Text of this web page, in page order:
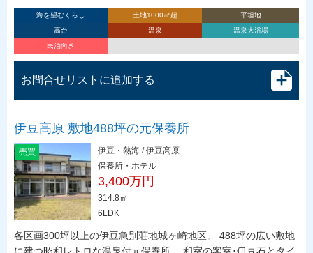
海を望むくらし 土地1000㎡超
平坦地
高台
温泉
温泉大浴場
民泊向き
お問合せリストに追加する
伊豆高原 敷地488坪の元保養所
売買
伊豆・熱海 / 伊豆高原
保養所・ホテル
3,400万円
314.8㎡
6LDK
各区画300坪以上の伊豆急別荘地城ヶ崎地区。 488坪の広い敷地